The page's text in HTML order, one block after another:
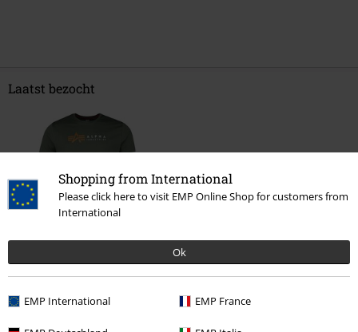
Shopping from International
Please click here to visit EMP Online Shop for customers from
International
Ok
EMP International EMP France
Laatst bezocht
€ 32,99 € 25,99